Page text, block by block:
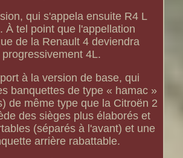
qui s'appela ensuite R4 L
À tel point que l'appellation
de la Renault 4 deviendra
progressivement 4L.
à la version de base, qui
banquettes de type « hamac »
de même type que la Citroën 2
des sièges plus élaborés et
(séparés à l'avant) et une
arrière rabattable.